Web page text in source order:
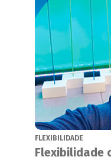
FLEXIBILIDADE
Flexibilidade